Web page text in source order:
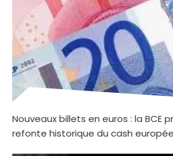
Nouveaux billets en euros : la BCE
refonte historique du cash